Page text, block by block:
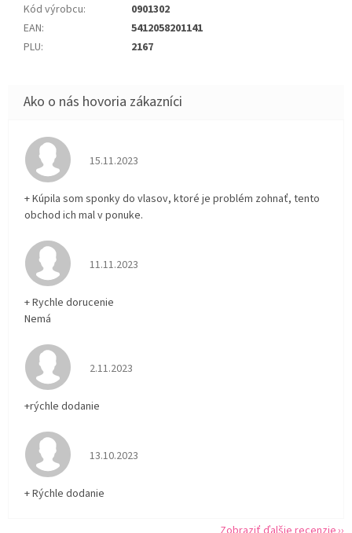
Kód výrobcu:
0901302
EAN:
5412058201141
PLU: 2167
Hodnotenie obchodu je 5 z 5 hviezdičiek.
15.11.2023
+ Kúpila som sponky do vlasov, ktoré je problém zohnať, tento
obchod ich mal v ponuke.
Hodnotenie obchodu je 5 z 5 hviezdičiek.
11.11.2023
+ Rychle dorucenie
Nemá
Hodnotenie obchodu je 5 z 5 hviezdičiek.
2.11.2023
+rýchle dodanie
Hodnotenie obchodu je 5 z 5 hviezdičiek.
13.10.2023
+ Rýchle dodanie